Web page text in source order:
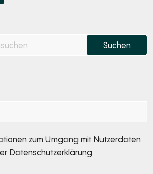
zum Umgang mit Nutzerdaten
Datenschutzerklärung